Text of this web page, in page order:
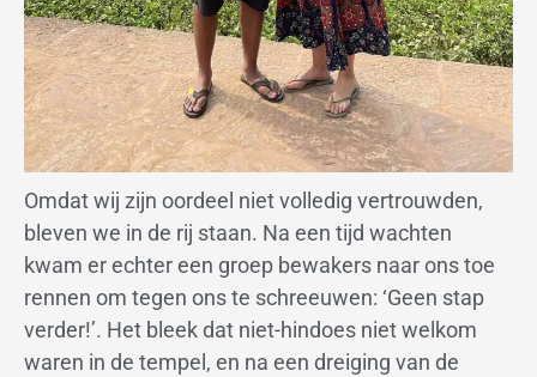
Omdat wij zijn oordeel niet volledig vertrouwden,
bleven we in de rij staan. Na een tijd wachten
kwam er echter een groep bewakers naar ons toe
rennen om tegen ons te schreeuwen: ‘Geen stap
verder!’. Het bleek dat niet-hindoes niet welkom
waren in de tempel, en na een dreiging van de